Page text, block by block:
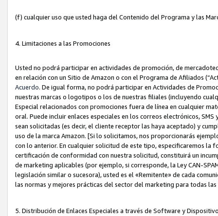
(f) cualquier uso que usted haga del Contenido del Programa y las
4. Limitaciones a las Promociones
Usted no podrá participar en actividades de promoción, de
en relación con un Sitio de Amazon o con el Programa de Afiliados
Acuerdo. De igual forma, no podrá participar en Actividades de
nuestras marcas o logotipos o los de nuestras filiales (incluyendo
Especial relacionados con promociones fuera de línea en cualquier
oral. Puede incluir enlaces especiales en los correos electrónicos,
sean solicitadas (es decir, el cliente receptor las haya aceptado) y
uso de la marca Amazon. [Si lo solicitamos, nos proporcionarás
con lo anterior. En cualquier solicitud de este tipo, especificaremos
certificación de conformidad con nuestra solicitud, constituirá un
de marketing aplicables (por ejemplo, si corresponde, la Ley CAN-
legislación similar o sucesora), usted es el «Remitente» de cada
las normas y mejores prácticas del sector del marketing para todas
5. Distribución de Enlaces Especiales a través de Software y